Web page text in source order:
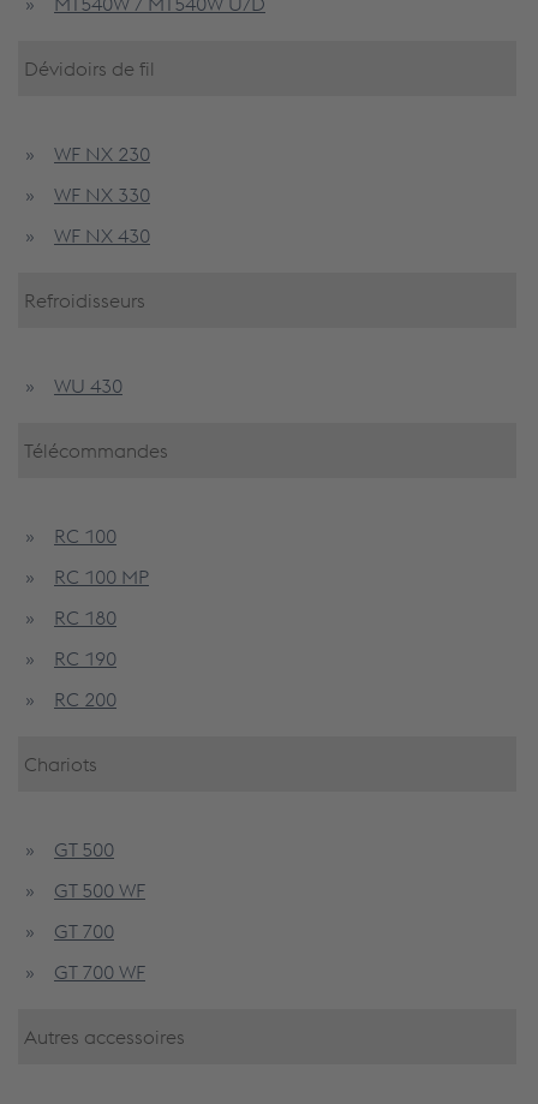
Dévidoirs de fil
WF NX 230
WF NX 330
WF NX 430
Refroidisseurs
WU 430
Télécommandes
RC 100
RC 100 MP
RC 180
RC 190
RC 200
Chariots
GT 500
GT 500 WF
GT 700
GT 700 WF
Autres accessoires